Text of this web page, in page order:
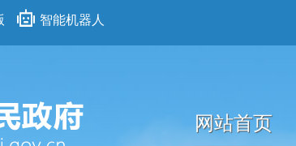
智能机器人
网站首页